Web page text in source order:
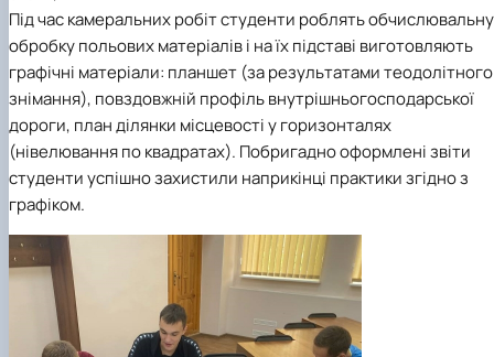
Під час камеральних робіт студенти роблять обчислювальну
обробку польових матеріалів і на їх підставі виготовляють
графічні матеріали: планшет (за результатами теодолітного
знімання), повздовжній профіль внутрішньогосподарської
дороги, план ділянки місцевості у горизонталях
(нівелювання по квадратах). Побригадно оформлені звіти
студенти успішно захистили наприкінці практики згідно з
графіком.